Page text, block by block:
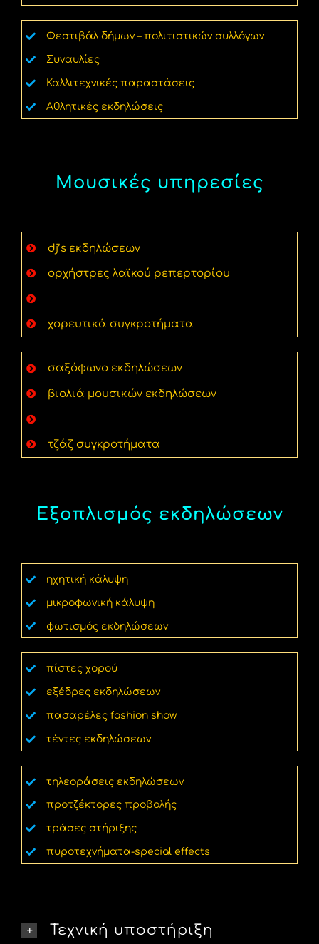
Φεστιβάλ δήμων – πολιτιστικών συλλόγων
Συναυλίες
Καλλιτεχνικές παραστάσεις
Αθλητικές εκδηλώσεις
Μουσικές υπηρεσίες
dj’s εκδηλώσεων
ορχήστρες λαϊκού ρεπερτορίου
χορευτικά συγκροτήματα
σαξόφωνο εκδηλώσεων
βιολιά μουσικών εκδηλώσεων
τζάζ συγκροτήματα
Εξοπλισμός εκδηλώσεων
ηχητική κάλυψη
μικροφωνική κάλυψη
φωτισμός εκδηλώσεων
πίστες χορού
εξέδρες εκδηλώσεων
πασαρέλες fashion show
τέντες εκδηλώσεων
τηλεοράσεις εκδηλώσεων
προτζέκτορες προβολής
τράσες στήριξης
πυροτεχνήματα-special effects
Τεχνική υποστήριξη